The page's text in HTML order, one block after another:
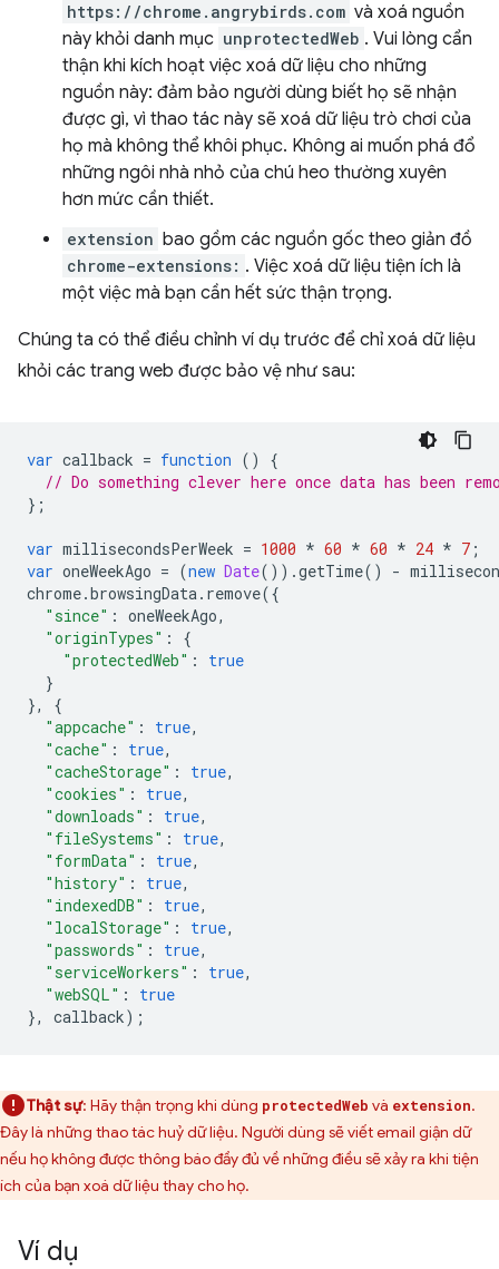
https://chrome.angrybirds.com và xoá nguồn
này khỏi danh mục unprotectedWeb . Vui lòng cẩn
thận khi kích hoạt việc xoá dữ liệu cho những
nguồn này: đảm bảo người dùng biết họ sẽ nhận
được gì, vì thao tác này sẽ xoá dữ liệu trò chơi của
họ mà không thể khôi phục. Không ai muốn phá đổ
những ngôi nhà nhỏ của chú heo thường xuyên
hơn mức cần thiết.
extension bao gồm các nguồn gốc theo giản đồ
chrome-extensions: . Việc xoá dữ liệu tiện ích là
một việc mà bạn cần hết sức thận trọng.
Chúng ta có thể điều chỉnh ví dụ trước để chỉ xoá dữ liệu
khỏi các trang web được bảo vệ như sau:
var callback = function ()
{
// Do something clever here once data has been
};
var millisecondsPerWeek = 1000 * 60 * 60 * 24 * 7 ;
var oneWeekAgo = (new Date()).getTime() -
chrome.browsingData. remove({
"since" : oneWeekAgo,
"originTypes" :
{
"protectedWeb" :
true
}
},
{
"appcache" : true,
"cache" : true,
"cacheStorage" : true,
"cookies" : true,
"downloads" : true,
"fileSystems" : true,
"formData" : true,
"history" : true,
"indexedDB" : true,
"localStorage" : true,
"passwords" : true,
"serviceWorkers" : true,
"webSQL" :
true
},
callback);
Thật sự: Hãy thận trọng khi dùng protectedWeb và extension.
Đây là những thao tác huỷ dữ liệu. Người dùng sẽ viết email giận dữ
nếu họ không được thông báo đầy đủ về những điều sẽ xảy ra khi tiện
ích của bạn xoá dữ liệu thay cho họ.
Ví dụ